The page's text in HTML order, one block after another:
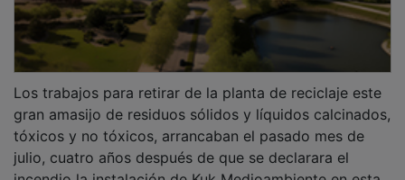
gran amasijo de residuos sólidos y líquidos calcinados,
tóxicos y no tóxicos, arrancaban el pasado mes de
julio, cuatro años después de que se declarara el
incendio la instalación de Kuk Medioambiente en esta